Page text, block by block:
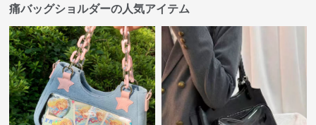
痛バッグショルダーの人気アイテム